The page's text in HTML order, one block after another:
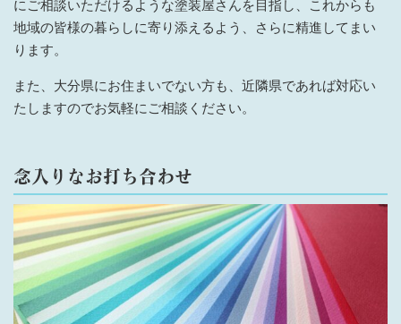
にご相談いただけるような塗装屋さんを目指し、これからも
地域の皆様の暮らしに寄り添えるよう、さらに精進してまい
ります。
また、大分県にお住まいでない方も、近隣県であれば対応い
たしますのでお気軽にご相談ください。
念入りなお打ち合わせ